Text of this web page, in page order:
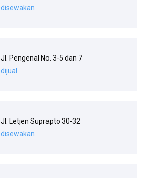
disewakan
Jl. Pengenal No. 3-5 dan 7
dijual
Jl. Letjen Suprapto 30-32
disewakan